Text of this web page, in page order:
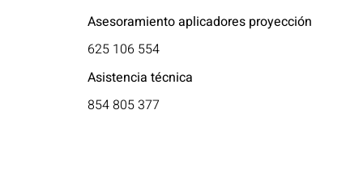
Asesoramiento aplicadores proyección
625 106 554
Asistencia técnica
854 805 377